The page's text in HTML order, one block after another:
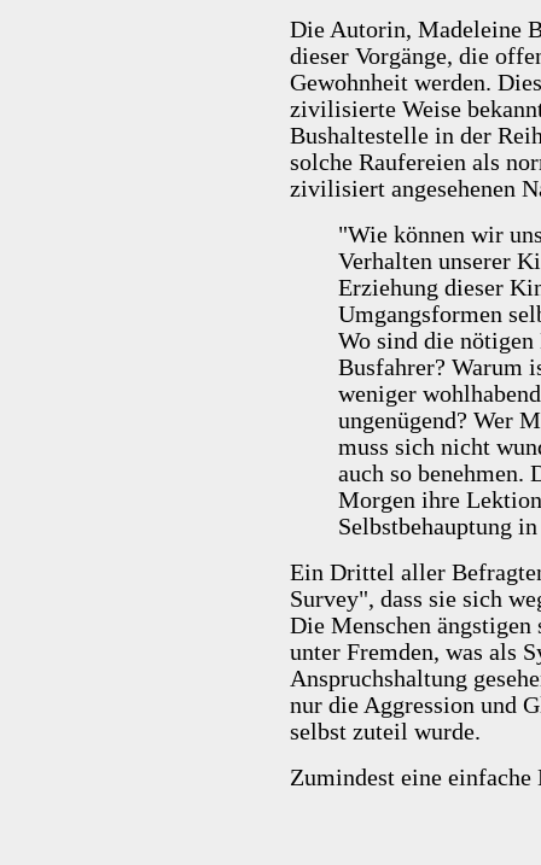
Die Autorin, Madeleine
dieser Vorgänge, die
Gewohnheit werden.
zivilisierte Weise
Bushaltestelle in der
solche Raufereien als
zivilisiert angesehenen
"Wie können wir
Verhalten unserer
Erziehung dieser
Umgangsformen
Wo sind die nötigen
Busfahrer? Warum
weniger
ungenügend? Wer
muss sich nicht
auch so benehmen.
Morgen ihre
Selbstbehauptung
Ein Drittel aller
Survey", dass sie sich
Die Menschen
unter Fremden, was als
Anspruchshaltung
nur die Aggression und
selbst zuteil wurde.
Zumindest eine einfache